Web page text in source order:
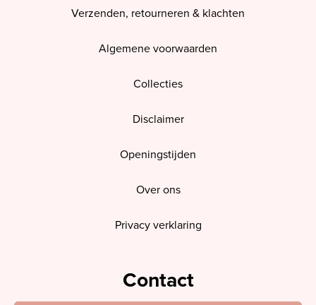
Verzenden, retourneren & klachten
Algemene voorwaarden
Collecties
Disclaimer
Openingstijden
Over ons
Privacy verklaring
Contact